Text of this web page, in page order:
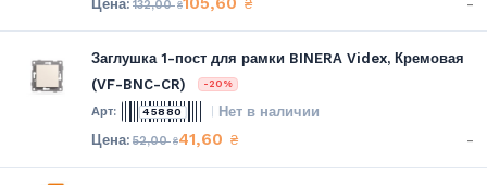
132,00₴ ₴
Заглушка 1-пост для рамки BINERA Videx, Кремовая
(VF-BNC-CR)
-20%
45880 Нет в наличии
52,00₴41,60 ₴ -